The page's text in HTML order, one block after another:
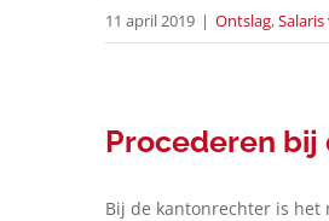
11 april 2019 | Ontslag,
Procederen
Bij de kantonrechter is het